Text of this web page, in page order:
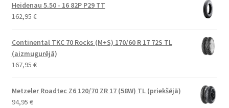
Heidenau 5.50 - 16 82P P29 TT
162,95 €
Continental TKC 70 Rocks (M+S) 170/60 R 17 72S TL
(aizmugurējā)
167,95 €
Metzeler Roadtec Z6 120/70 ZR 17 (58W) TL (priekšējā)
94,95 €